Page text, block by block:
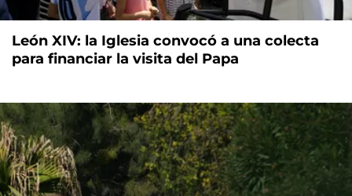
León XIV: la Iglesia convocó a una colecta
para financiar la visita del Papa